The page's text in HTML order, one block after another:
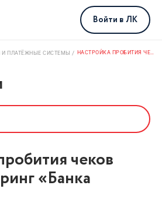
Войти в ЛК
И ПЛАТЁЖНЫЕ СИСТЕМЫ НАСТРОЙКА ПРОБИТИЯ ЧЕКОВ ЧЕРЕЗ ЭКВАЙРИНГ «БАНКА УРАЛСИБ»
чеков
«Банка